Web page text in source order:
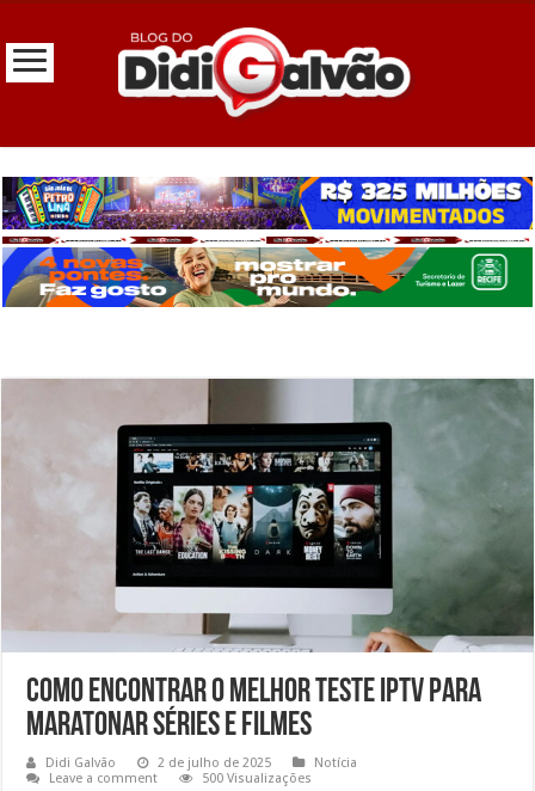
Como encontrar o melhor teste IPTV para
maratonar séries e filmes
Didi Galvão 2 de julho de 2025
Notícia
Leave a comment
500 Visualizações